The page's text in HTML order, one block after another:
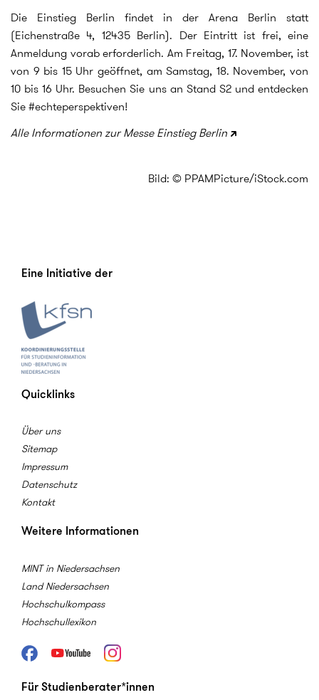
Die Einstieg Berlin findet in der Arena Berlin statt
(Eichenstraße 4, 12435 Berlin). Der Eintritt ist frei, eine
Anmeldung vorab erforderlich. Am Freitag, 17. November, ist
von 9 bis 15 Uhr geöffnet, am Samstag, 18. November, von
10 bis 16 Uhr. Besuchen Sie uns an Stand S2 und entdecken
Sie #echteperspektiven!
Alle Informationen zur Messe Einstieg Berlin
Bild: © PPAMPicture/iStock.com
Eine Initiative der
Quicklinks
Über uns
Sitemap
Impressum
Datenschutz
Kontakt
Weitere Informationen
MINT in Niedersachsen
Land Niedersachsen
Hochschulkompass
Hochschullexikon
FacebookYoutube Instagram
Für Studienberater*innen